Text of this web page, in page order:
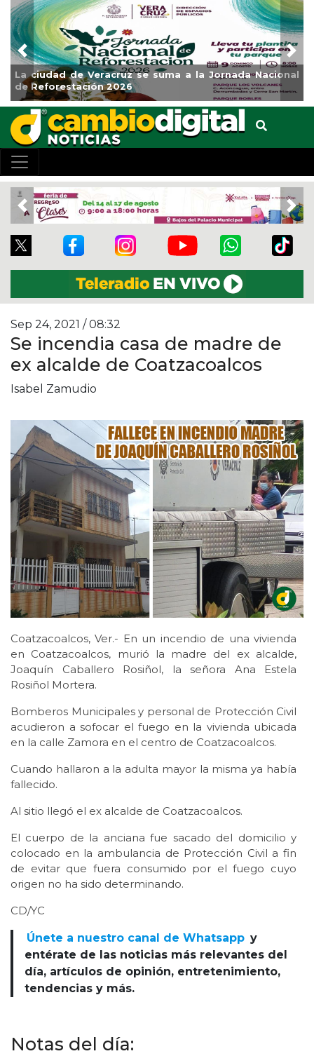
La ciudad de Veracruz se suma a la Jornada Nacional
de Reforestación 2026
Previous
Previous
Sep 24, 2021 / 08:32
Se incendia casa de madre de
ex alcalde de Coatzacoalcos
Isabel Zamudio
Coatzacoalcos, Ver.- En un incendio de una vivienda
en Coatzacoalcos, murió la madre del ex alcalde,
Joaquín Caballero Rosiñol, la señora Ana Estela
Rosiñol Mortera.
Bomberos Municipales y personal de Protección Civil
acudieron a sofocar el fuego en la vivienda ubicada
en la calle Zamora en el centro de Coatzacoalcos.
Cuando hallaron a la adulta mayor la misma ya había
fallecido.
Al sitio llegó el ex alcalde de Coatzacoalcos.
El cuerpo de la anciana fue sacado del domicilio y
colocado en la ambulancia de Protección Civil a fin
de evitar que fuera consumido por el fuego cuyo
origen no ha sido determinando.
CD/YC
Únete a nuestro canal de Whatsapp y
entérate de las noticias más relevantes del
día, artículos de opinión, entretenimiento,
tendencias y más.
Notas del día: